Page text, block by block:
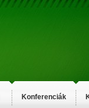
Konferenciák